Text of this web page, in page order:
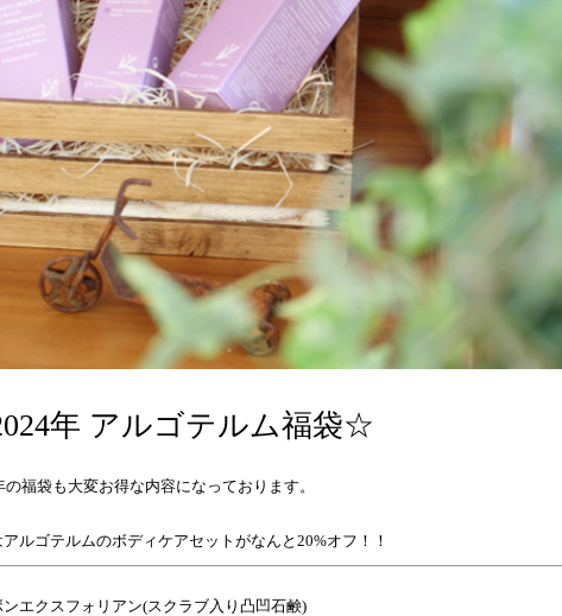
年 アルゴテルム福袋☆
の福袋も大変お得な内容になっております。
ルゴテルムのボディケアセットがなんと20%オフ！！
エクスフォリアン(スクラブ入り凸凹石鹸)